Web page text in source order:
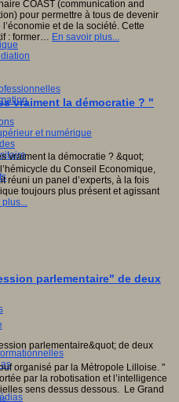
et numérique
COAST (communication and
pour permettre à tous de devenir
et de la société. Cette
: former… En savoir plus...
vraiment la démocratie ? "
du Conseil Economique,
réuni un panel d’experts, à la fois
toujours plus présent et agissant
plus...
parlementaire" de deux
organisé par la Métropole Lilloise. "
par la robotisation et l’intelligence
sens dessus dessous. Le Grand